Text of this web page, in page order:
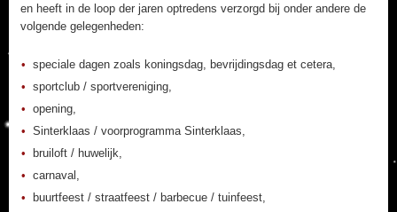
en heeft in de loop der jaren optredens verzorgd bij onder andere de
volgende gelegenheden:
speciale dagen zoals koningsdag, bevrijdingsdag et cetera,
sportclub / sportvereniging,
opening,
Sinterklaas / voorprogramma Sinterklaas,
bruiloft / huwelijk,
carnaval,
buurtfeest / straatfeest / barbecue / tuinfeest,